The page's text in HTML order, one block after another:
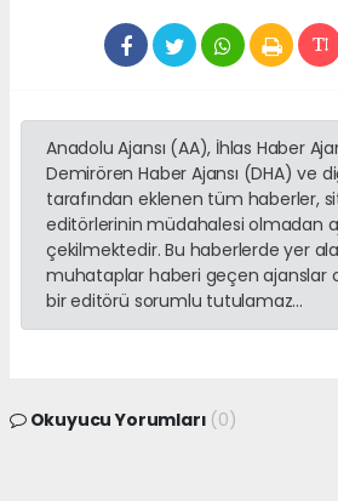
Anadolu Ajansı (AA), İhlas Haber
Demirören Haber Ajansı (DHA) ve
tarafından eklenen tüm haberler,
editörlerinin müdahalesi olmadan
çekilmektedir. Bu haberlerde yer
muhataplar haberi geçen ajanslar
bir editörü sorumlu tutulamaz...
Okuyucu Yorumları (0)